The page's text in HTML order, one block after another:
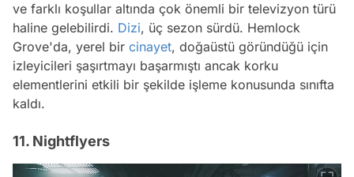
ve farklı koşullar altında çok önemli bir televizyon türü
haline gelebilirdi. Dizi, üç sezon sürdü. Hemlock
Grove'da, yerel bir cinayet, doğaüstü göründüğü için
izleyicileri şaşırtmayı başarmıştı ancak korku
elementlerini etkili bir şekilde işleme konusunda sınıfta
kaldı.
11. Nightflyers